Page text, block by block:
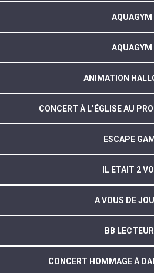
AQUAGYM
AQUAGYM
ANIMATION
CONCERT À L’ÉGLISE AU
ESCAPE
IL ETAIT 2
A VOUS DE
BB
CONCERT HOMMAGE À